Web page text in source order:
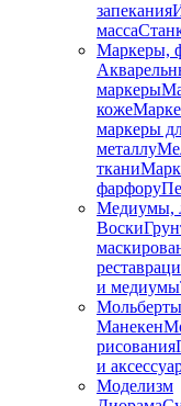
запекания
масса
Маркеры,
маркеры
коже
маркеры
металлу
ткани
фарфору
Медиумы,
Воски
и медиумы
Манекен
рисования
и
Моделизм